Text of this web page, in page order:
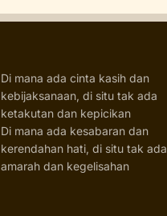
Di mana ada cinta kasih dan
kebijaksanaan, di situ tak ada
ketakutan dan kepicikan
Di mana ada kesabaran dan
kerendahan hati, di situ tak ada
amarah dan kegelisahan